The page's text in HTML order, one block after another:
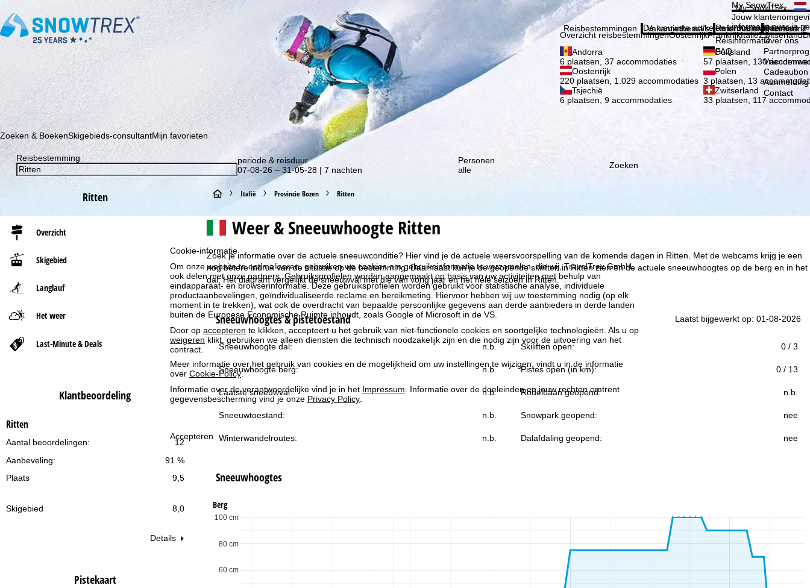
Cookie-informatie
Om onze website te optimaliseren, gebruiken we cookies om gebruiksinformatie te verzamelen, die wij, TravelTrex GmbH,
ook delen met onze partners. Gebruiksprofielen worden aangemaakt op basis van uw activiteiten met behulp van
eindapparaat- en browserinformatie. Deze gebruiksprofielen worden gebruikt voor statistische analyse, individuele
productaanbevelingen, geïndividualiseerde reclame en bereikmeting. Hiervoor hebben wij uw toestemming nodig (op elk
moment in te trekken), wat ook de overdracht van bepaalde persoonlijke gegevens aan derde aanbieders in derde landen
buiten de Europese Economische Ruimte inhoudt, zoals Google of Microsoft in de VS.
Door op accepteren te klikken, accepteert u het gebruik van niet-functionele cookies en soortgelijke technologieën. Als u op
weigeren klikt, gebruiken we alleen diensten die technisch noodzakelijk zijn en die nodig zijn voor de uitvoering van het
contract.
Meer informatie over het gebruik van cookies en de mogelijkheid om uw instellingen te wijzigen, vindt u in de informatie
over Cookie-Policy.
Informatie over de verantwoordelijke vind je in het Impressum . Informatie over de doeleinden en jouw rechten omtrent
gegevensbescherming vind je onze Privacy Policy
Accepteren
Schrijf je in voor onze nieuwsbrief en wees als eerste op de hoogte van onze kortingsacties!
My SnowTrex
My SnowTrex
Jouw
informatie over je
Reisbestemmingen
Overzicht reisbestemmingenOostenrijkFrankrijkItaliëZwitserland
Andorra
6 plaatsen, 37 accommodaties
Duitsland
57 plaatsen, 130
Oostenrijk
220 plaatsen, 1.029 accommodaties
Polen
3 plaatsen, 13
Tsjechië
6 plaatsen, 9 accommodaties
Zwitserland
33 plaatsen, 117
Vakantiethema's
De nieuwste artikelen in ons magazine
Informatie
Reisinformatie
Reisinformatie
FAQ
Het bedrijf
Over ons
Over ons
Cadeaubon
Contact
Zoeken & BoekenSkigebieds-consultantMijn favorieten
Reisbestemming
periode & reisduur
07-08-26 – 31-05-28 | 7 nachten
Personen
alle
Zoeken
Ritten
Overzicht
Skigebied
Langlauf
Het weer
Last-Minute & Deals
Klantbeoordeling
Ritten
12
Aantal beoordelingen:
91 %
Aanbeveling:
Plaats
9,5
Skigebied 8,0
Details
Pistekaart
S
t
r
t
p
a
g
i
n
a
Italië Provincie Bozen Ritten
Weer & Sneeuwhoogte Ritten
Zoek je informatie over de actuele sneeuwconditie? Hier vind je de actuele weersvoorspelling van de komende dagen in Ritten. Met de webcams krijg je een
nog betere indruk van de situatie op de bestemming. Daarnaast kun je de geopende skiliften in Ritten zien en de actuele sneeuwhoogtes op de berg en in het
dal. Het diagram vergelijkt de sneeuwval met die van vorig jaar en het hele seizoen in Ritten.
Sneeuwhoogtes & pistetoestand Laatst bijgewerkt op: 01-08-2026
Sneeuwhoogte dal: n.b. Skiliften open: 0 / 3
Sneeuwhoogte berg: n.b. Pistes open (in km): 0 / 13
Laatste sneeuwval: n.b. Rodelbaan geopend: n.b.
Sneeuwtoestand: n.b. Snowpark geopend: nee
Winterwandelroutes: n.b. Dalafdaling geopend: nee
Sneeuwhoogtes
Berg
60 cm
80 cm
100 cm